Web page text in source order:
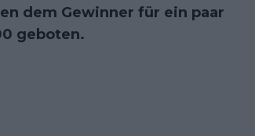
dem Gewinner für ein paar
geboten.